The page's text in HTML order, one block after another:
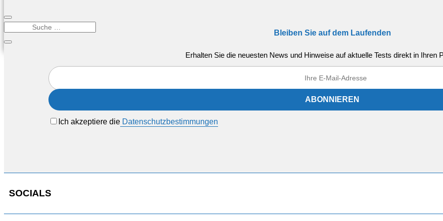
Bleiben Sie auf dem Laufenden
Erhalten Sie die neuesten News und Hinweise auf aktuelle Tests direkt in Ihren
Ich akzeptiere die Datenschutzbestimmungen
SOCIALS